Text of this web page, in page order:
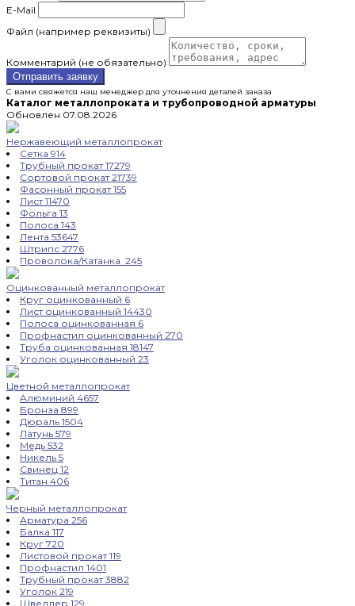
E-Mail
Файл (например реквизиты)
Комментарий (не обязательно)
Отправить заявку
С вами свяжется наш менеджер для уточнения деталей заказа
Каталог металлопроката и трубопроводной арматуры
Обновлен 07.08.2026
Нержавеющий металлопрокат
Сетка 914
Трубный прокат17279
Сортовой прокат21739
Фасонный прокат155
Лист11470
Фольга 13
Полоса 143
Лента 53647
Штрипс 2776
Проволока/Катанка 245
Оцинкованный металлопрокат
Круг оцинкованный 6
Лист оцинкованный 14430
Полоса оцинкованная 6
Профнастил оцинкованный 270
Труба оцинкованная 18147
Уголок оцинкованный 23
Цветной металлопрокат
Алюминий 4657
Бронза 899
Дюраль 1504
Латунь 579
Медь 532
Никель 5
Свинец 12
Титан 406
Черный металлопрокат
Арматура 256
Балка 117
Круг 720
Листовой прокат119
Профнастил 1401
Трубный прокат3882
Уголок 219
Швеллер 129